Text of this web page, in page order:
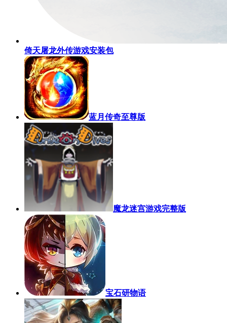
倚天屠龙外传游戏安装包
蓝月传奇至尊版
魔龙迷宫游戏完整版
宝石研物语